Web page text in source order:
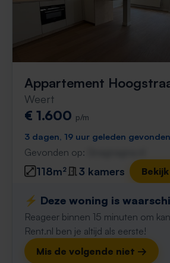
Appartement
Weert
€ 1.600 p/m
3 dagen, 19 uur geleden gevonden
Gevonden op:
118m² 3 kamers
⚡️ Deze woning is
Reageer binnen 15 minuten om
Rent.nl ben je altijd als eerste!
Mis de volgende niet →